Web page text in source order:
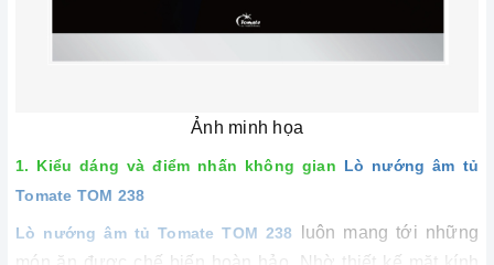
Ảnh minh họa
1. Kiểu dáng và điểm nhấn không gian Lò nướng âm tủ
Tomate TOM 238
Lò nướng âm tủ Tomate TOM 238
luôn mang tới những